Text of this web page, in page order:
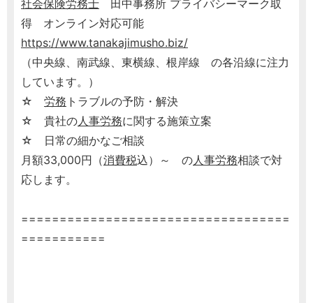
社会保険労務士 田中事務所 プライバシーマーク取
得 オンライン対応可能
https://www.tanakajimusho.biz/
（中央線、南武線、東横線、根岸線 の各沿線に注力
しています。）
☆ 労務 トラブルの予防・解決
☆ 貴社の人事労務に関する施策立案
☆ 日常の細かなご相談
月額33,000円（消費税込）～ の人事労務相談で対
応します。
===================================
===========